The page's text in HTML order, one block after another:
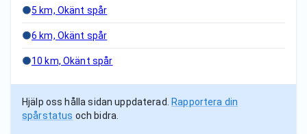
5 km, Okänt spår
6 km, Okänt spår
10 km, Okänt spår
Hjälp oss hålla sidan uppdaterad.
Rapportera din
spårstatus och bidra.